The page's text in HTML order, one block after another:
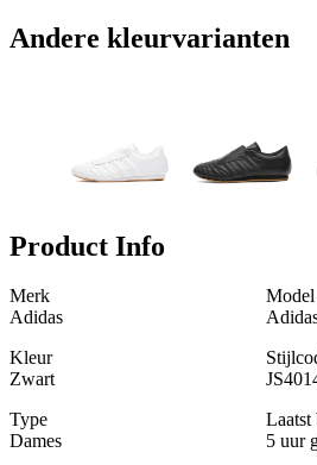
Andere kleurvarianten
Product Info
Merk
Adidas
Model
Kleur
Zwart
Type
Dames
Laatst
5 uur